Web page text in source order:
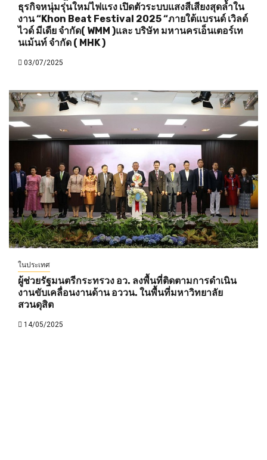
ธุรกิจหนุ่มรุ่นใหม่ไฟแรง เปิดตัวระบบแสงสีเสียงสุดล้ำใน
งาน “Khon Beat Festival 2025 “ภายใต้แบรนด์ เวิลด์
ไวด์ มีเดีย จำกัด( WMM )และ บริษัท มหานครเอ็นเตอร์เท
นเม้นท์ จำกัด ( MHK )
03/07/2025
ในประเทศ
ผู้ช่วยรัฐมนตรีกระทรวง อว. ลงพื้นที่ติดตามการดำเนิน
งานขับเคลื่อนงานด้าน อววน. ในพื้นที่มหาวิทยาลัย
สวนดุสิต
14/05/2025